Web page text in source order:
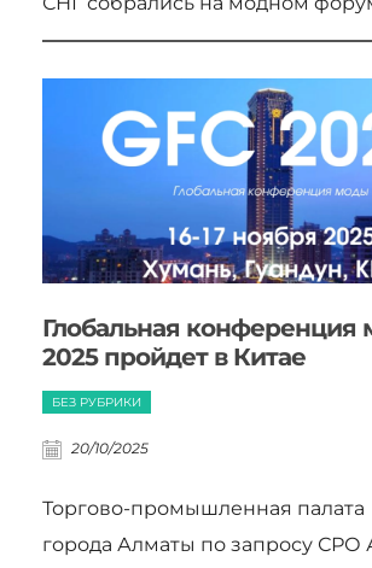
Глобальная конференция
2025 пройдет в Китае
БЕЗ РУБРИКИ
20/10/2025
Торгово-промышленная палата
города Алматы по запросу